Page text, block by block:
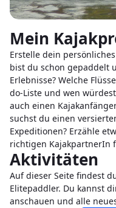
Mein
Erstelle dein
bist du schon gepaddelt
Erlebnisse? Welche
do-Liste und wen
auch einen
suchst du einen
Expeditionen? Erzähle
richtigen KajakpartnerIn
Aktivitäten
Auf dieser Seite findest
Elitepaddler. Du kannst
anschauen und alle